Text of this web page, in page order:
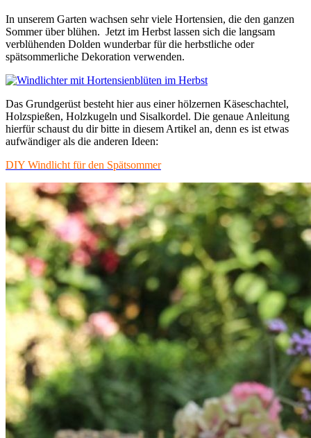
In unserem Garten wachsen sehr viele Hortensien, die den ganzen
Sommer über blühen. Jetzt im Herbst lassen sich die langsam
verblühenden Dolden wunderbar für die herbstliche oder
spätsommerliche Dekoration verwenden.
Das Grundgerüst besteht hier aus einer hölzernen Käseschachtel,
Holzspießen, Holzkugeln und Sisalkordel. Die genaue Anleitung
hierfür schaust du dir bitte in diesem Artikel an, denn es ist etwas
aufwändiger als die anderen Ideen:
DIY Windlicht für den Spätsommer